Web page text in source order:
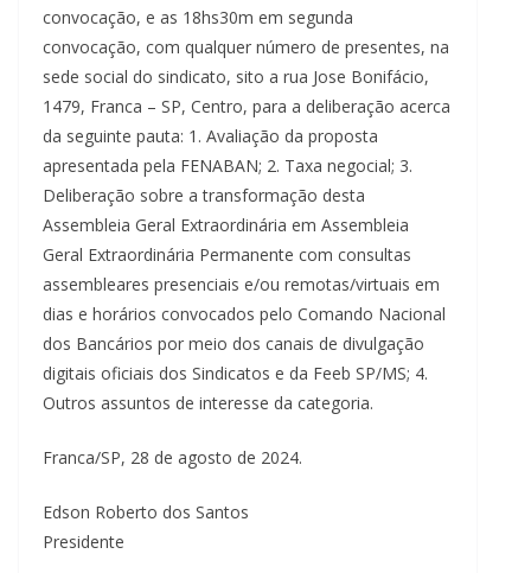
convocação, e as 18hs30m em segunda
convocação, com qualquer número de presentes, na
sede social do sindicato, sito a rua Jose Bonifácio,
1479, Franca – SP, Centro, para a deliberação acerca
da seguinte pauta: 1. Avaliação da proposta
apresentada pela FENABAN; 2. Taxa negocial; 3.
Deliberação sobre a transformação desta
Assembleia Geral Extraordinária em Assembleia
Geral Extraordinária Permanente com consultas
assembleares presenciais e/ou remotas/virtuais em
dias e horários convocados pelo Comando Nacional
dos Bancários por meio dos canais de divulgação
digitais oficiais dos Sindicatos e da Feeb SP/MS; 4.
Outros assuntos de interesse da categoria.
Franca/SP, 28 de agosto de 2024.
Edson Roberto dos Santos
Presidente